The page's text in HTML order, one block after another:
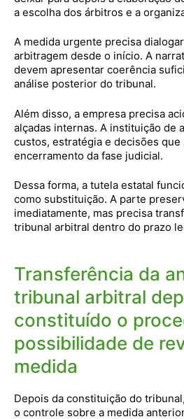
a escolha dos árbitros e a
A medida urgente precisa
arbitragem desde o início. A
devem apresentar coerência
análise posterior do tribunal.
Além disso, a empresa precisa
alçadas internas. A instituição de
custos, estratégia e decisões que
encerramento da fase judicial.
Dessa forma, a tutela estatal
como substituição. A parte
imediatamente, mas precisa
tribunal arbitral dentro do prazo
Transferência da
tribunal arbitral
constituído o
possibilidade de
medida
Depois da constituição do
o controle sobre a medida